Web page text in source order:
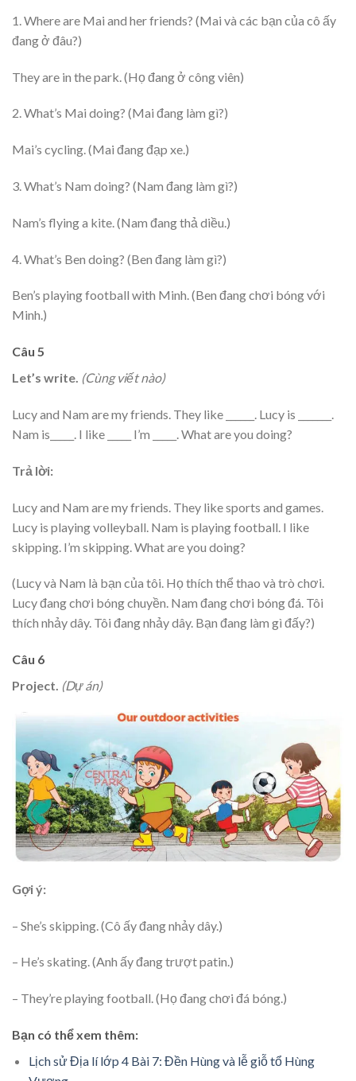
1. Where are Mai and her friends? (Mai và các bạn của cô ấy
đang ở đâu?)
They are in the park. (Họ đang ở công viên)
2. What’s Mai doing? (Mai đang làm gì?)
Mai’s cycling. (Mai đang đạp xe.)
3. What’s Nam doing? (Nam đang làm gì?)
Nam’s flying a kite. (Nam đang thả diều.)
4. What’s Ben doing? (Ben đang làm gì?)
Ben’s playing football with Minh. (Ben đang chơi bóng với
Minh.)
Câu 5
Let’s write. (Cùng viết nào)
Lucy and Nam are my friends. They like ______. Lucy is _______.
Nam is_____. I like _____ I’m _____. What are you doing?
Trả lời:
Lucy and Nam are my friends. They like sports and games.
Lucy is playing volleyball. Nam is playing football. I like
skipping. I’m skipping. What are you doing?
(Lucy và Nam là bạn của tôi. Họ thích thể thao và trò chơi.
Lucy đang chơi bóng chuyền. Nam đang chơi bóng đá. Tôi
thích nhảy dây. Tôi đang nhảy dây. Bạn đang làm gì đấy?)
Câu 6
Project. (Dự án)
Gợi ý:
– She’s skipping. (Cô ấy đang nhảy dây.)
– He’s skating. (Anh ấy đang trượt patin.)
– They’re playing football. (Họ đang chơi đá bóng.)
Bạn có thể xem thêm:
Lịch sử Địa lí lớp 4 Bài 7: Đền Hùng và lễ giỗ tổ Hùng